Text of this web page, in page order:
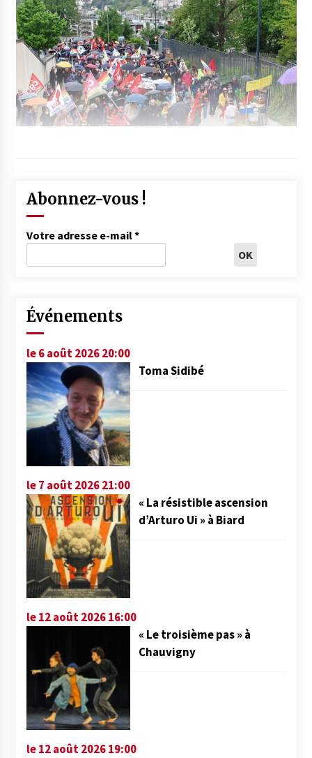
Abonnez-vous !
Votre adresse e-mail*
Événements
le 6 août 2026 20:00
Toma Sidibé
le 7 août 2026 21:00
« La résistible ascension
d’Arturo Ui » à Biard
le 12 août 2026 16:00
« Le troisième pas » à
Chauvigny
le 12 août 2026 19:00